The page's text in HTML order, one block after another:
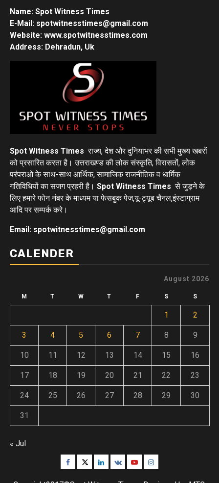
Name: Spot Witness Times
E-Mail: spotwitnesstimes@gmail.com
Website: www.spotwitnesstimes.com
Address: Dehradun, Uk
Spot Witness Times राज्य, देश और दुनियाभर की सभी मुख्य खबरों
को प्रसारित करता है। उत्तराखण्ड की लोक संस्कृति, विरासतों, लोक
परंपराओ के साथ-साथ आर्थिक, सामाजिक राजनीतिक व धार्मिक
गतिविधियों का सजग प्रहरी है। Spot Witness Times से जुड़ने के
लिए हमारे फोन नंबर के माध्यम या फेसबुक पेज,यू-ट्यूब चैनल,इंस्टाग्राम
आदि पर सम्पर्क करे।
Email: spotwitnesstimes@gmail.com
CALENDER
August 2026
M T W T F S S
1 2
3 4 5 6 7 8 9
10 11 12 13 14 15 16
17 18 19 20 21 22 23
24 25 26 27 28 29 30
31
« Jul
Facebook
TwitterLinkedin
VK YoutubeInstagram